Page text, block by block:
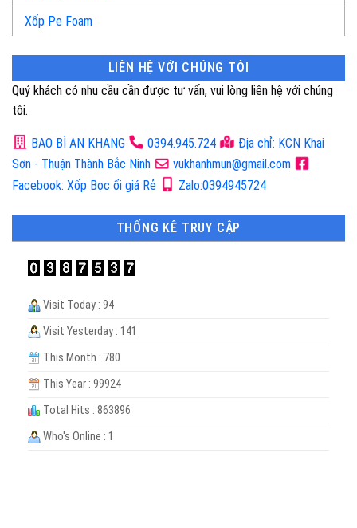
Xốp Pe Foam
LIÊN HỆ VỚI CHÚNG TÔI
Quý khách có nhu cầu cần được tư vấn, vui lòng liên hệ với chúng
tôi.
BAO BÌ AN KHANG 0394.945.724
Địa chỉ: KCN Khai
Sơn - Thuận Thành Bắc Ninh
vukhanhmun@gmail.com
Facebook: Xốp Bọc ổi giá Rẻ
Zalo:0394945724
THỐNG KÊ TRUY CẬP
Visit Today : 94
Visit Yesterday : 141
This Month : 780
This Year : 99924
Total Hits : 863896
Who's Online : 1